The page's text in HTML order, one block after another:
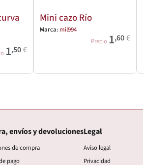
1,50€
Mini cazo Río
Marca: mil994
Precio 1,60€
envíos y devoluciones
de compra
pago
Legal
Aviso legal
Privacidad